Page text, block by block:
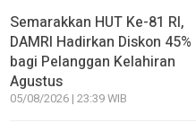
Semarakkan HUT Ke-81 RI,
DAMRI Hadirkan Diskon 45%
bagi Pelanggan Kelahiran
Agustus
05/08/2026 | 23:39 WIB